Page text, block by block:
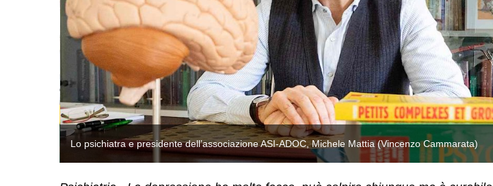
Lo psichiatra e presidente dell’associazione ASI-ADOC, Michele Mattia (Vincenzo Cammarata)